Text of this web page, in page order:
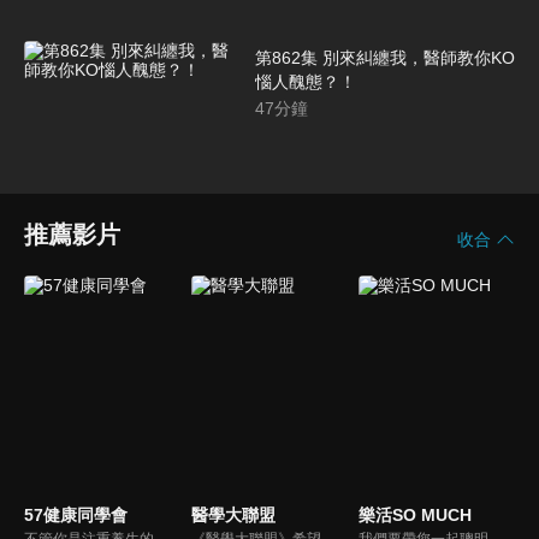
第862集 別來糾纏我，醫師教你KO
惱人醜態？！
47分鐘
推薦影片 收合
57健康同學會 醫學大聯盟 樂活SO MUCH